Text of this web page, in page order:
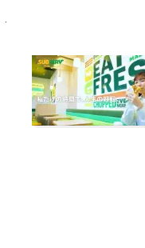
ハニーマ
Honey Mustard Sauce